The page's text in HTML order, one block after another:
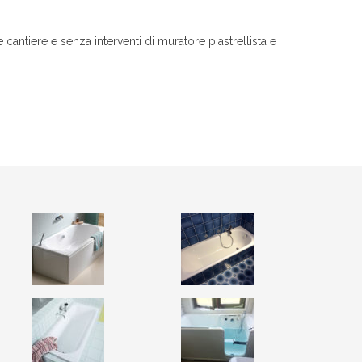
cantiere e senza interventi di muratore piastrellista e